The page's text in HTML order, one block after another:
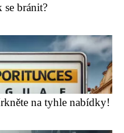
bránit?
na tyhle nabídky!